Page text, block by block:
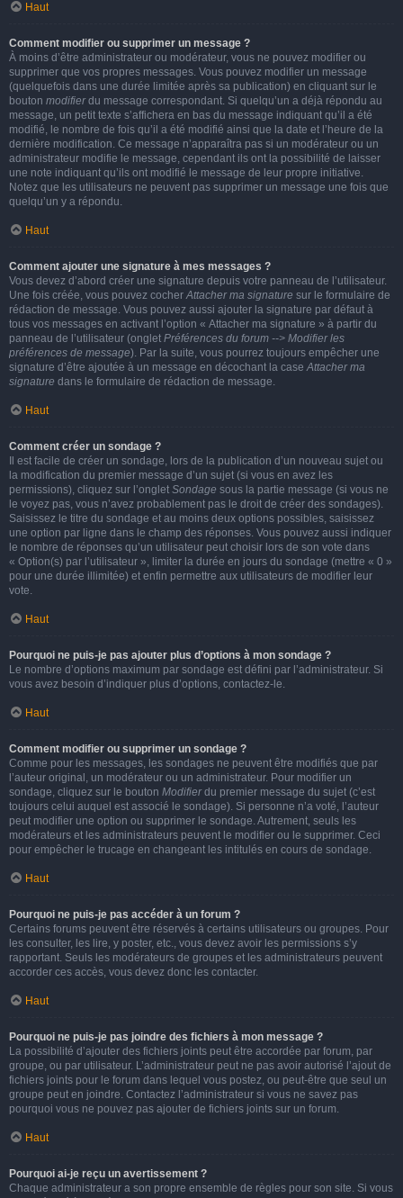
Haut
Comment modifier ou supprimer un message ?
À moins d’être administrateur ou modérateur, vous ne pouvez modifier ou
supprimer que vos propres messages. Vous pouvez modifier un message
(quelquefois dans une durée limitée après sa publication) en cliquant sur le
bouton modifierdu message correspondant. Si quelqu’un a déjà répondu au
message, un petit texte s’affichera en bas du message indiquant qu’il a été
modifié, le nombre de fois qu’il a été modifié ainsi que la date et l’heure de la
dernière modification. Ce message n’apparaîtra pas si un modérateur ou un
administrateur modifie le message, cependant ils ont la possibilité de laisser
une note indiquant qu’ils ont modifié le message de leur propre initiative.
Notez que les utilisateurs ne peuvent pas supprimer un message une fois que
quelqu’un y a répondu.
Haut
Comment ajouter une signature à mes messages ?
Vous devez d’abord créer une signature depuis votre panneau de l’utilisateur.
Une fois créée, vous pouvez cocherAttacher ma signature sur le formulaire de
rédaction de message. Vous pouvez aussi ajouter la signature par défaut à
tous vos messages en activant l’option « Attacher ma signature » à partir du
panneau de l’utilisateur (onglet Préférences du forum --> Modifier les
préférences de message). Par la suite, vous pourrez toujours empêcher une
signature d’être ajoutée à un message en décochant la caseAttacher ma
signature dans le formulaire de rédaction de message.
Haut
Comment créer un sondage ?
Il est facile de créer un sondage, lors de la publication d’un nouveau sujet ou
la modification du premier message d’un sujet (si vous en avez les
permissions), cliquez sur l’onglet Sondage sous la partie message (si vous ne
le voyez pas, vous n’avez probablement pas le droit de créer des sondages).
Saisissez le titre du sondage et au moins deux options possibles, saisissez
une option par ligne dans le champ des réponses. Vous pouvez aussi indiquer
le nombre de réponses qu’un utilisateur peut choisir lors de son vote dans
« Option(s) par l’utilisateur », limiter la durée en jours du sondage (mettre « 0 »
pour une durée illimitée) et enfin permettre aux utilisateurs de modifier leur
vote.
Haut
Pourquoi ne puis-je pas ajouter plus d’options à mon sondage ?
Le nombre d’options maximum par sondage est défini par l’administrateur. Si
vous avez besoin d’indiquer plus d’options, contactez-le.
Haut
Comment modifier ou supprimer un sondage ?
Comme pour les messages, les sondages ne peuvent être modifiés que par
l’auteur original, un modérateur ou un administrateur. Pour modifier un
sondage, cliquez sur le bouton Modifierdu premier message du sujet (c’est
toujours celui auquel est associé le sondage). Si personne n’a voté, l’auteur
peut modifier une option ou supprimer le sondage. Autrement, seuls les
modérateurs et les administrateurs peuvent le modifier ou le supprimer. Ceci
pour empêcher le trucage en changeant les intitulés en cours de sondage.
Haut
Pourquoi ne puis-je pas accéder à un forum ?
Certains forums peuvent être réservés à certains utilisateurs ou groupes. Pour
les consulter, les lire, y poster, etc., vous devez avoir les permissions s’y
rapportant. Seuls les modérateurs de groupes et les administrateurs peuvent
accorder ces accès, vous devez donc les contacter.
Haut
Pourquoi ne puis-je pas joindre des fichiers à mon message ?
La possibilité d’ajouter des fichiers joints peut être accordée par forum, par
groupe, ou par utilisateur. L’administrateur peut ne pas avoir autorisé l’ajout de
fichiers joints pour le forum dans lequel vous postez, ou peut-être que seul un
groupe peut en joindre. Contactez l’administrateur si vous ne savez pas
pourquoi vous ne pouvez pas ajouter de fichiers joints sur un forum.
Haut
Pourquoi ai-je reçu un avertissement ?
Chaque administrateur a son propre ensemble de règles pour son site. Si vous